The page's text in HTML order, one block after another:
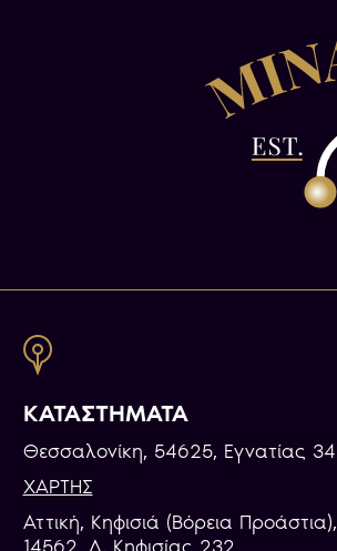
ΚΑΤΑΣΤΗΜΑΤΑ
Θεσσαλονίκη, 54625, Εγνατίας 34
ΧΑΡΤΗΣ
Αττική, Κηφισιά (Βόρεια Προάστια),